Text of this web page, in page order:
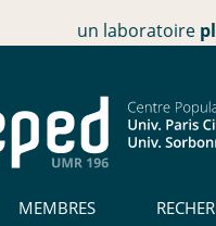
un laboratoire
MEMBRES